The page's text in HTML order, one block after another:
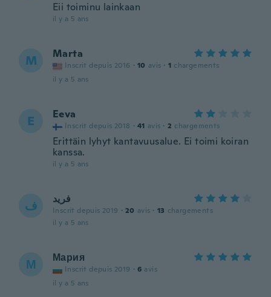
Eii toiminu lainkaan
il y a 5 ans
M Marta
Inscrit depuis 2016 · 10 avis · 1 chargements
il y a 5 ans
E Eeva
Inscrit depuis 2018 · 41 avis · 2 chargements
Erittäin lyhyt kantavuusalue. Ei toimi koiran
kanssa.
il y a 5 ans
ف فريد
Inscrit depuis 2019 · 20 avis · 13 chargements
il y a 5 ans
М Мария
Inscrit depuis 2019 · 6 avis
il y a 5 ans